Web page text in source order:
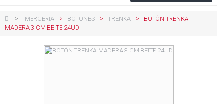
> MERCERIA > BOTONES > TRENKA >
BOTÓN TRENKA
MADERA 3 CM BEITE 24UD